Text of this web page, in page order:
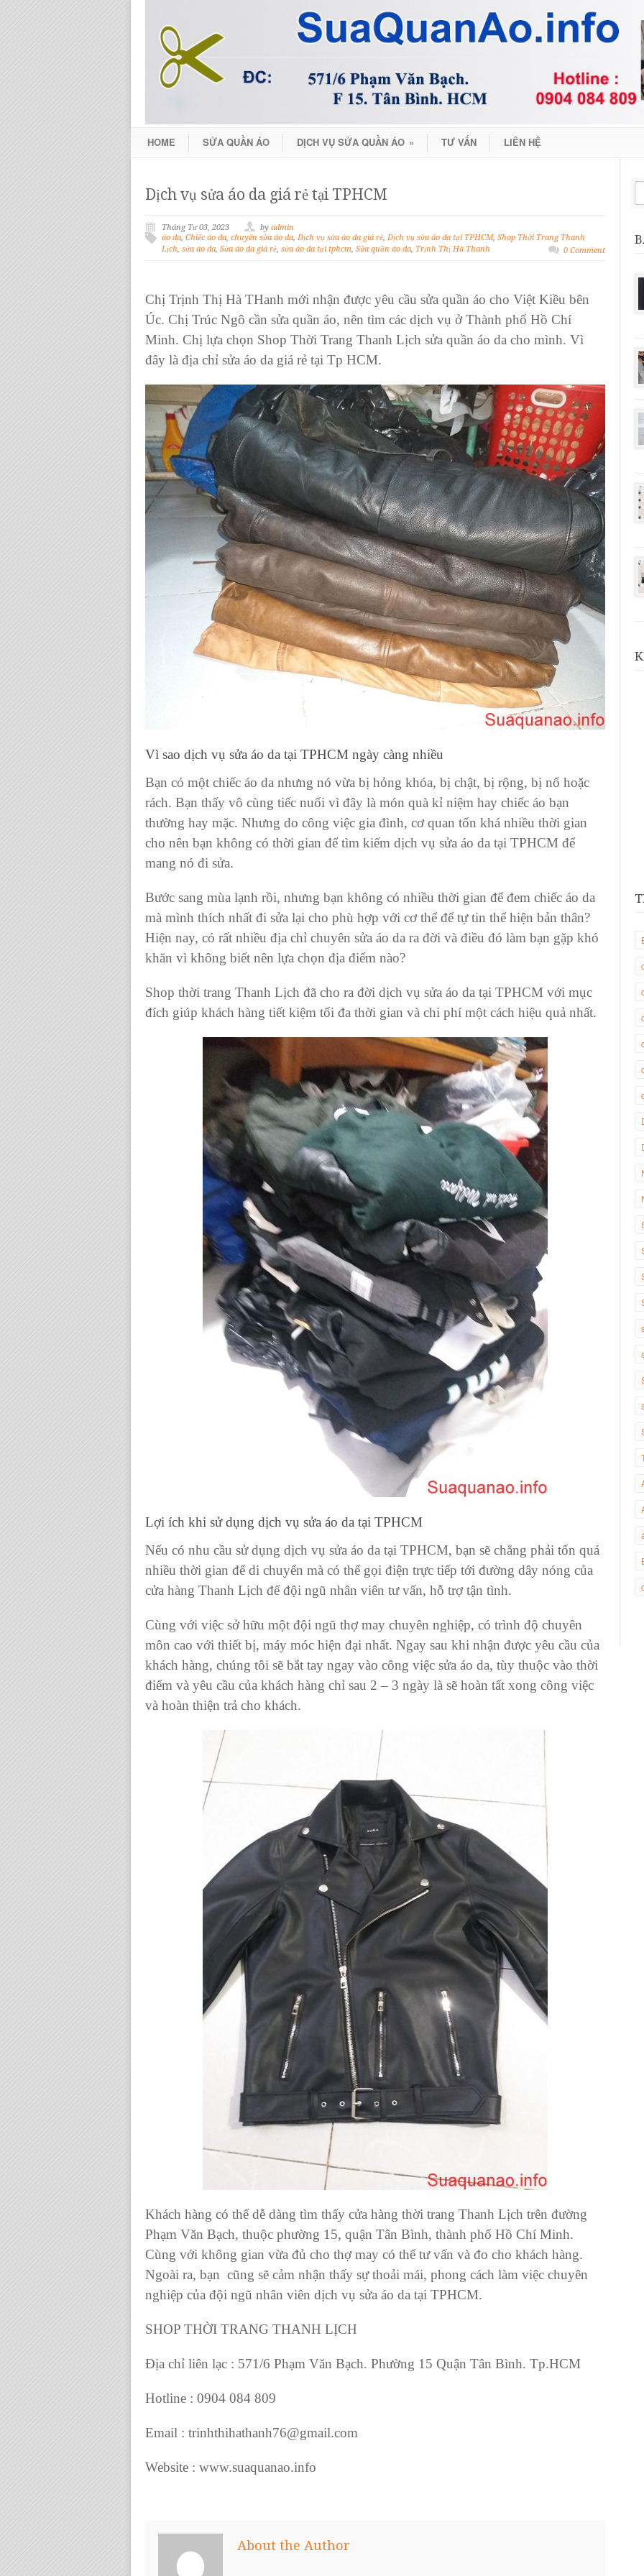
HOME SỬA QUẦN ÁO DỊCH VỤ SỬA QUẦN ÁO » TƯ VẤN LIÊN HỆ
Dịch vụ sửa áo da giá rẻ tại TPHCM
Tháng Tư 03, 2023 by admin
áo da, Chiếc áo da, chuyên sửa áo da, Dịch vụ sửa áo da giá rẻ, Dịch vụ sửa áo da tại TPHCM, Shop Thời Trang Thanh
Lịch, sửa áo da, Sửa áo da giá rẻ, sửa áo da tại tphcm, Sửa quần áo da, Trịnh Thị Hà Thanh 0 Comment
Chị Trịnh Thị Hà THanh mới nhận được yêu cầu sửa quần áo cho Việt Kiều bên
Úc. Chị Trúc Ngô cần sửa quần áo, nên tìm các dịch vụ ở Thành phố Hồ Chí
Minh. Chị lựa chọn Shop Thời Trang Thanh Lịch sửa quần áo da cho mình. Vì
đây là địa chỉ sửa áo da giá rẻ tại Tp HCM.
Vì sao dịch vụ sửa áo da tại TPHCM ngày càng nhiều
Bạn có một chiếc áo da nhưng nó vừa bị hỏng khóa, bị chật, bị rộng, bị nổ hoặc
rách. Bạn thấy vô cùng tiếc nuối vì đây là món quà kỉ niệm hay chiếc áo bạn
thường hay mặc. Nhưng do công việc gia đình, cơ quan tốn khá nhiều thời gian
cho nên bạn không có thời gian để tìm kiếm dịch vụ sửa áo da tại TPHCM để
mang nó đi sửa.
Bước sang mùa lạnh rồi, nhưng bạn không có nhiều thời gian để đem chiếc áo da
mà mình thích nhất đi sửa lại cho phù hợp với cơ thể để tự tin thể hiện bản thân?
Hiện nay, có rất nhiều địa chỉ chuyên sửa áo da ra đời và điều đó làm bạn gặp khó
khăn vì không biết nên lựa chọn địa điểm nào?
Shop thời trang Thanh Lịch đã cho ra đời dịch vụ sửa áo da tại TPHCM với mục
đích giúp khách hàng tiết kiệm tối đa thời gian và chi phí một cách hiệu quả nhất.
Lợi ích khi sử dụng dịch vụ sửa áo da tại TPHCM
Nếu có nhu cầu sử dụng dịch vụ sửa áo da tại TPHCM, bạn sẽ chẳng phải tốn quá
nhiều thời gian để di chuyển mà có thể gọi điện trực tiếp tới đường dây nóng của
cửa hàng Thanh Lịch để đội ngũ nhân viên tư vấn, hỗ trợ tận tình.
Cùng với việc sở hữu một đội ngũ thợ may chuyên nghiệp, có trình độ chuyên
môn cao với thiết bị, máy móc hiện đại nhất. Ngay sau khi nhận được yêu cầu của
khách hàng, chúng tôi sẽ bắt tay ngay vào công việc sửa áo da, tùy thuộc vào thời
điểm và yêu cầu của khách hàng chỉ sau 2 – 3 ngày là sẽ hoàn tất xong công việc
và hoàn thiện trả cho khách.
Khách hàng có thể dễ dàng tìm thấy cửa hàng thời trang Thanh Lịch trên đường
Phạm Văn Bạch, thuộc phường 15, quận Tân Bình, thành phố Hồ Chí Minh.
Cùng với không gian vừa đủ cho thợ may có thể tư vấn và đo cho khách hàng.
Ngoài ra, bạn cũng sẽ cảm nhận thấy sự thoải mái, phong cách làm việc chuyên
nghiệp của đội ngũ nhân viên dịch vụ sửa áo da tại TPHCM.
SHOP THỜI TRANG THANH LỊCH
Địa chỉ liên lạc : 571/6 Phạm Văn Bạch. Phường 15 Quận Tân Bình. Tp.HCM
Hotline : 0904 084 809
Email : trinhthihathanh76@gmail.com
Website : www.suaquanao.info
About the Author